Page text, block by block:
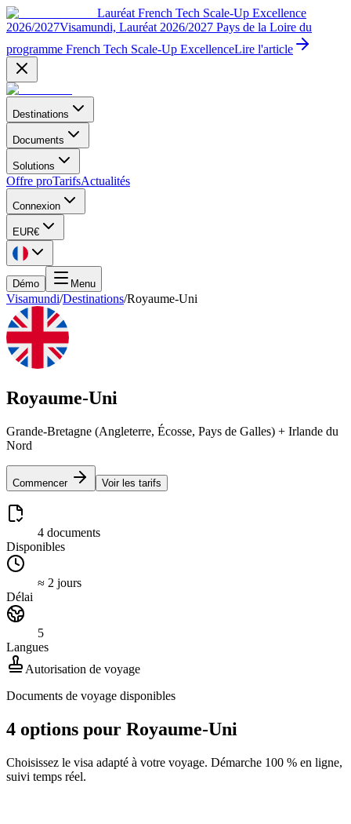
Lauréat French Tech Scale-Up Excellence
2026/2027Visamundi, Lauréat 2026/2027 Pays de la Loire du
programme French Tech Scale-Up ExcellenceLire l'article
Destinations
Documents
Solutions
Offre proTarifsActualités
Connexion
EUR€
Démo Menu
Visamundi/Destinations/Royaume-Uni
Royaume-Uni
Grande-Bretagne (Angleterre, Écosse, Pays de Galles) + Irlande du
Nord
Commencer Voir les tarifs
4 documents
Disponibles
≈ 2 jours
Délai
5
Langues
Autorisation de voyage
Documents de voyage disponibles
4 options pour Royaume-Uni
Choisissez le visa adapté à votre voyage. Démarche 100 % en ligne,
suivi temps réel.